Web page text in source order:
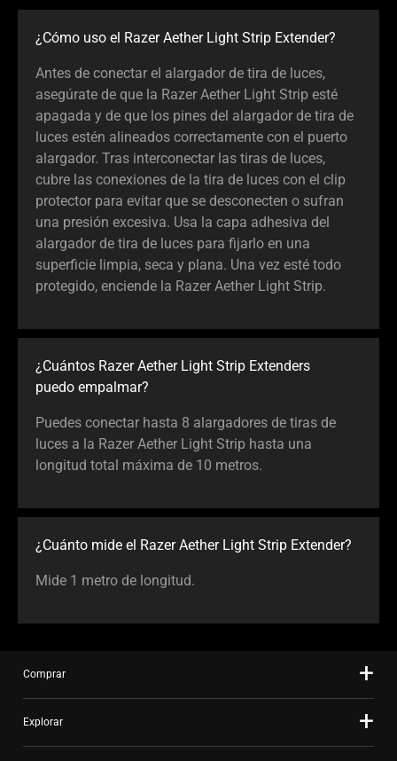
¿Cómo uso el Razer Aether Light Strip Extender?
Antes de conectar el alargador de tira de luces,
asegúrate de que la Razer Aether Light Strip esté
apagada y de que los pines del alargador de tira de
luces estén alineados correctamente con el puerto
alargador. Tras interconectar las tiras de luces,
cubre las conexiones de la tira de luces con el clip
protector para evitar que se desconecten o sufran
una presión excesiva. Usa la capa adhesiva del
alargador de tira de luces para fijarlo en una
superficie limpia, seca y plana. Una vez esté todo
protegido, enciende la Razer Aether Light Strip.
¿Cuántos Razer Aether Light Strip Extenders
puedo empalmar?
Puedes conectar hasta 8 alargadores de tiras de
luces a la Razer Aether Light Strip hasta una
longitud total máxima de 10 metros.
¿Cuánto mide el Razer Aether Light Strip Extender?
Mide 1 metro de longitud.
Comprar
Explorar